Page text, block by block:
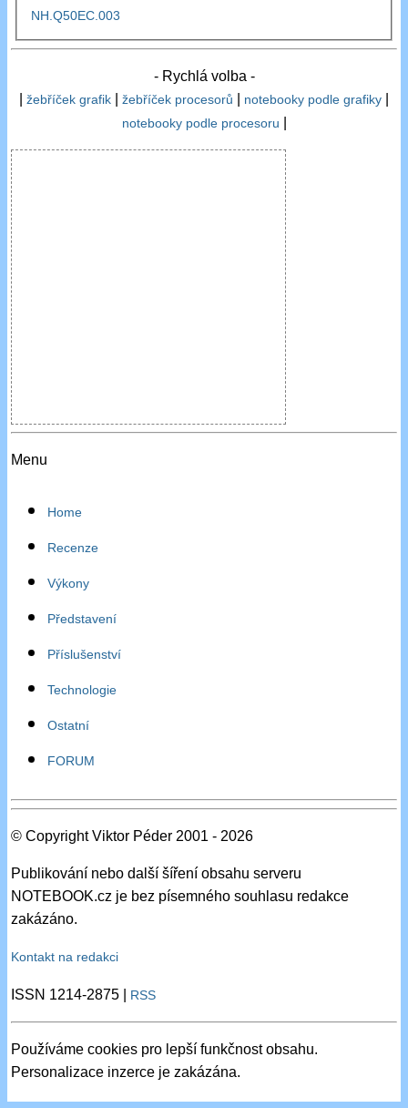
NH.Q50EC.003
- Rychlá volba -
žebříček grafik žebříček procesorů notebooky podle grafiky
notebooky podle procesoru
Menu
Home
Recenze
Výkony
Představení
Příslušenství
Technologie
Ostatní
FORUM
© Copyright Viktor Péder 2001 - 2026
Publikování nebo další šíření obsahu serveru
NOTEBOOK.cz je bez písemného souhlasu redakce
zakázáno.
Kontakt na redakci
ISSN 1214-2875 | RSS
Používáme cookies pro lepší funkčnost obsahu.
Personalizace inzerce je zakázána.